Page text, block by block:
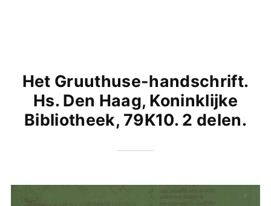
Het Gruuthuse-handschrift.
Hs. Den Haag, Koninklijke
Bibliotheek, 79K10. 2 delen.